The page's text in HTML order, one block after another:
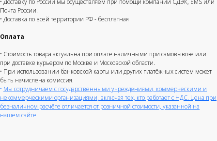
Почта России.
• Доставка по всей территории РФ - бесплатная
Оплата
• Стоимость товара актуальна при оплате наличными при самовывозе или
при доставке курьером по Москве и Московской области.
• При использовании банковской карты или других платёжных систем может
быть начислена комиссия.
• Мы сотрудничаем с государственными учреждениями, коммерческими и
некоммерческими организациями, включая тех, кто работает с НДС. Цена при
безналичном расчёте отличается от розничной стоимости, указанной на
нашем сайте.